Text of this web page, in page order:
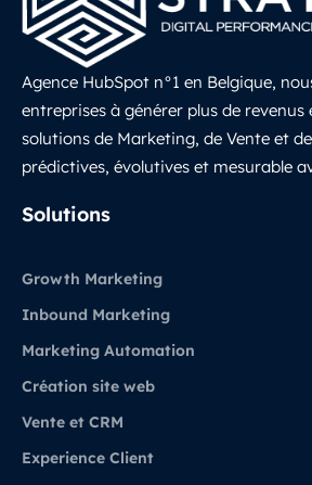
Agence HubSpot n°1 en Belgique,
entreprises à générer plus de revenus
solutions de Marketing, de Vente et
prédictives, évolutives et mesurable
Solutions
Growth Marketing
Inbound Marketing
Marketing Automation
Création site web
Vente et CRM
Experience Client